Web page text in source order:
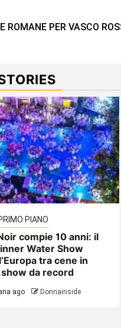
ROMANE PER VASCO
PIANO
compie 10 anni: il
Water Show
tra cene in
da record
ago Donnainside